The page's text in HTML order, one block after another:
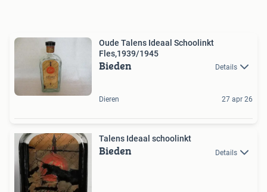
Oude Talens Ideaal Schoolinkt
Fles,1939/1945
Bieden Details
Dieren 27 apr 26
Talens Ideaal schoolinkt
Bieden Details